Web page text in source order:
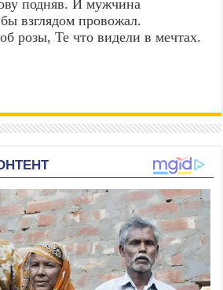
подняв. И мужчина
взглядом провожал.
розы, Те что видели в мечтах.